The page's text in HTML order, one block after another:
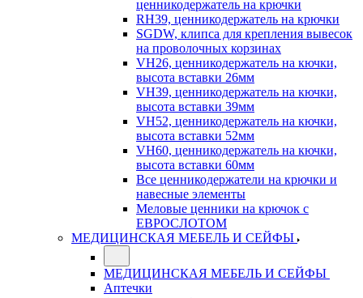
ценникодержатель на крючки
RH39, ценникодержатель на крючки
SGDW, клипса для крепления вывесок
на проволочных корзинах
VH26, ценникодержатель на кючки,
высота вставки 26мм
VH39, ценникодержатель на кючки,
высота вставки 39мм
VH52, ценникодержатель на кючки,
высота вставки 52мм
VH60, ценникодержатель на кючки,
высота вставки 60мм
Все ценникодержатели на крючки и
навесные элементы
Меловые ценники на крючок с
ЕВРОСЛОТОМ
МЕДИЦИНСКАЯ МЕБЕЛЬ И СЕЙФЫ
МЕДИЦИНСКАЯ МЕБЕЛЬ И СЕЙФЫ
Аптечки